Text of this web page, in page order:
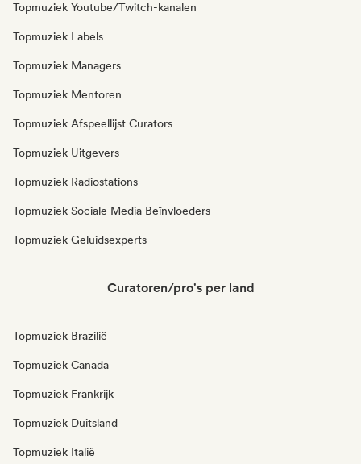
Topmuziek Youtube/Twitch-kanalen
Topmuziek Labels
Topmuziek Managers
Topmuziek Mentoren
Topmuziek Afspeellijst Curators
Topmuziek Uitgevers
Topmuziek Radiostations
Topmuziek Sociale Media Beïnvloeders
Topmuziek Geluidsexperts
Curatoren/pro's per land
Topmuziek Brazilië
Topmuziek Canada
Topmuziek Frankrijk
Topmuziek Duitsland
Topmuziek Italië